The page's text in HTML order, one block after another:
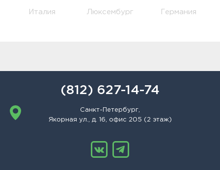
Италия Люксембург Германия
(812) 627-14-74
Санкт-Петербург,
Якорная ул., д. 16, офис 205 (2 этаж)